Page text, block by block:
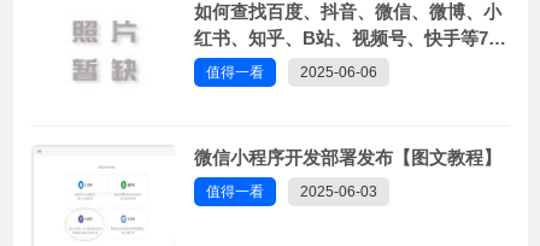
如何查找百度、抖音、微信、微博、小
红书、知乎、B站、视频号、快手等7天
内最热门话题及流量关键词有哪些
值得一看 2025-06-06
微信小程序开发部署发布【图文教程】
值得一看 2025-06-03